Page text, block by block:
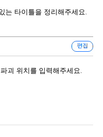
는 타이틀을 정리해주세요.
편집
괴 위치를 입력해주세요.